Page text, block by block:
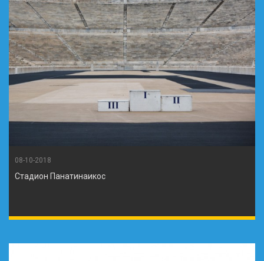
08-10-2018
Стадион Панатинаикос